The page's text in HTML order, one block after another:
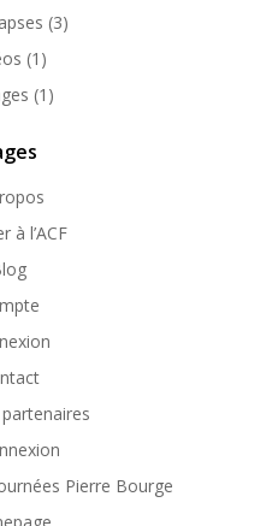
(3)
(1)
(1)
à l’ACF
Pierre Bourge